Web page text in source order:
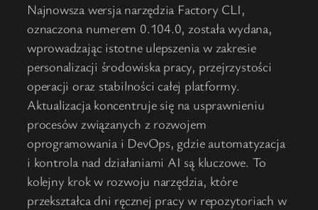
Najnowsza wersja narzędzia Factory CLI,
oznaczona numerem 0.104.0, została wydana,
wprowadzając istotne ulepszenia w zakresie
personalizacji środowiska pracy, przejrzystości
operacji oraz stabilności całej platformy.
Aktualizacja koncentruje się na usprawnieniu
procesów związanych z rozwojem
oprogramowania i DevOps, gdzie automatyzacja
i kontrola nad działaniami AI są kluczowe. To
kolejny krok w rozwoju narzędzia, które
przekształca dni ręcznej pracy w repozytoriach w